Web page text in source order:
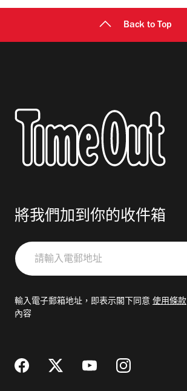
Back to Top
將我們加到你的收件箱
請
輸
郵
輸入電子郵箱地址，即表示閣下同意 使用條款
內容